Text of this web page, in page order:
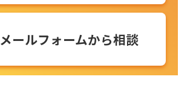
メールフォームから相談